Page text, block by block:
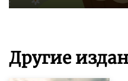
Другие